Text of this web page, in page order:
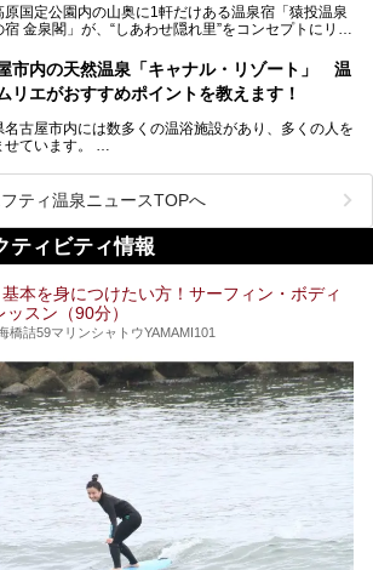
く取材してきました！
原国定公園内の山奥に1軒だけある温泉宿「猿投温泉
金泉閣」が、“しあわせ隠れ里”をコンセプトにリニ
ドン温泉が堪能できるお風呂や、新設・改装された客
元の食材と温泉水で作られたお料理……。
します。
市内の天然温泉「キャナル・リゾート」 温
リエがおすすめポイントを教えます！
名古屋市内には数多くの温浴施設があり、多くの人を
せています。
の目線で紹介していきます！
市内にはスーパー銭湯や日帰り温泉が多く、「どこに
かな？」と悩んでしまう方も多いと思います。
の記事を参考にして「キャナル・リゾート」に出かけ
のはいかがでしょうか？
ティ温泉ニュースTOPへ
ティビティ情報
基本を身につけたい方！サーフィン・ボディ
スン（90分）
橋詰59マリンシャトウYAMAMI101